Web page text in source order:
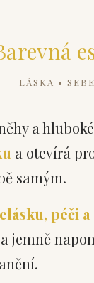
LÁSKA •
a
a otevírá
samým.
péči
jemně